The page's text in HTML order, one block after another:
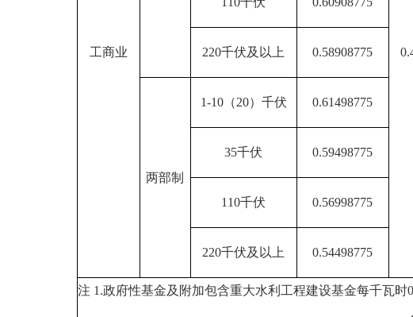
工商业 220千伏及以上 0.58908775
两部制
1-10（20）千伏 0.61498775
35千伏 0.59498775
110千伏 0.56998775
220千伏及以上 0.54498775
注 1.政府性基金及附加包含重大水利工程建设基金每千瓦时